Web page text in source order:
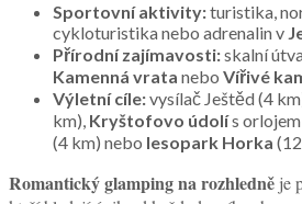
Sportovní aktivity:turistika,
cykloturistika nebo adrenalin v
Přírodní zajímavosti:skalní
Kamenná vrata nebo Vířivé
Výletní cíle:vysílač Ještěd (4
km), Kryštofovo údolís
(4 km) nebo lesopark Horka
Romantický glamping na rozhledně je